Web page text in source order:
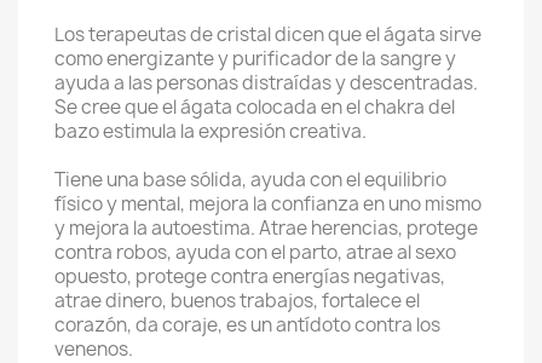
Los terapeutas de cristal dicen que el ágata sirve
como energizante y purificador de la sangre y
ayuda a las personas distraídas y descentradas.
Se cree que el ágata colocada en el chakra del
bazo estimula la expresión creativa.
Tiene una base sólida, ayuda con el equilibrio
físico y mental, mejora la confianza en uno mismo
y mejora la autoestima. Atrae herencias, protege
contra robos, ayuda con el parto, atrae al sexo
opuesto, protege contra energías negativas,
atrae dinero, buenos trabajos, fortalece el
corazón, da coraje, es un antídoto contra los
venenos.